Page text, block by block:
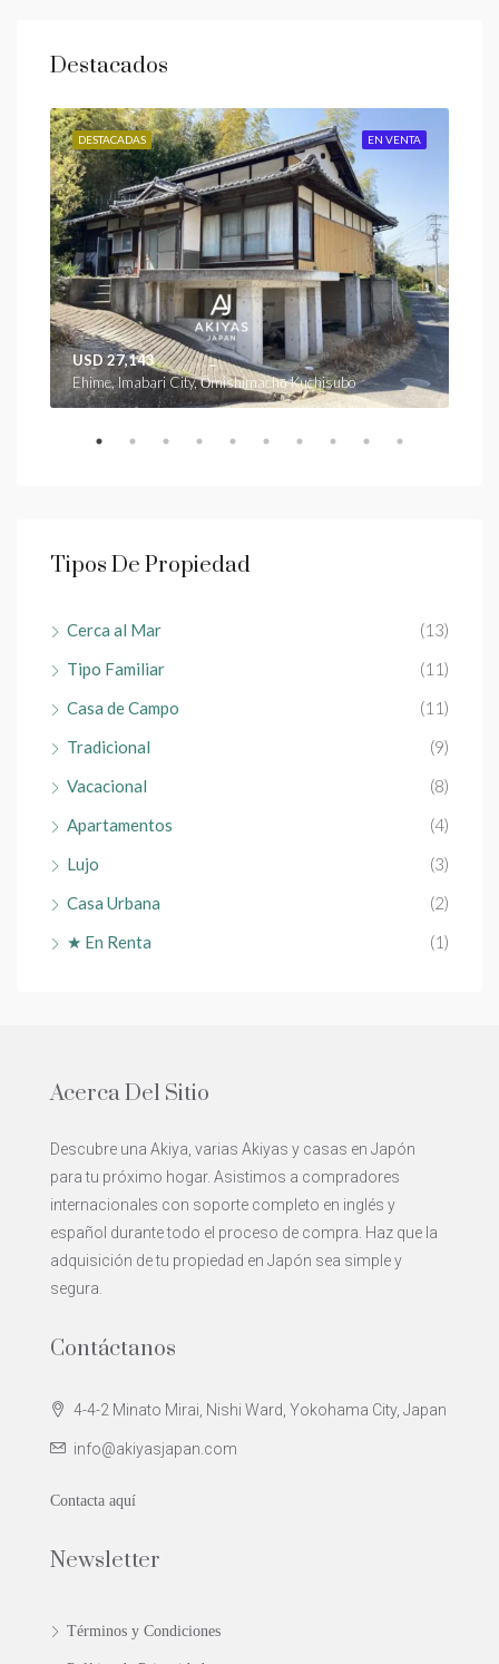
Destacados
EN VENTA
DESTACADAS
USD 27,143
Ehime, Imabari City, Ōmishimachō Kuchisubo
Tipos De Propiedad
Cerca al Mar
(13)
Tipo Familiar
(11)
Casa de Campo
(11)
Tradicional
(9)
Vacacional
(8)
Apartamentos
(4)
Lujo
(3)
Casa Urbana
(2)
★ En Renta
(1)
Acerca Del Sitio
Descubre una Akiya, varias Akiyas y casas en Japón
para tu próximo hogar. Asistimos a compradores
internacionales con soporte completo en inglés y
español durante todo el proceso de compra. Haz que la
adquisición de tu propiedad en Japón sea simple y
segura.
Contáctanos
4-4-2 Minato Mirai, Nishi Ward, Yokohama City, Japan
info@akiyasjapan.com
Contacta aquí
Newsletter
Términos y Condiciones